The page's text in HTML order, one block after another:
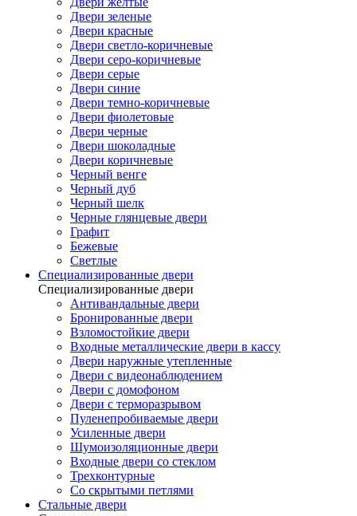
Двери зеленые
Двери красные
Двери светло-коричневые
Двери серо-коричневые
Двери серые
Двери синие
Двери темно-коричневые
Двери фиолетовые
Двери черные
Двери шоколадные
Двери коричневые
Черный венге
Черный дуб
Черный шелк
Черные глянцевые двери
Графит
Бежевые
Светлые
Специализированные двери
Специализированные двери
Антивандальные двери
Бронированные двери
Взломостойкие двери
Входные металлические двери в кассу
Двери наружные утепленные
Двери с видеонаблюдением
Двери с домофоном
Двери с терморазрывом
Пуленепробиваемые двери
Усиленные двери
Шумоизоляционные двери
Входные двери со стеклом
Трехконтурные
Со скрытыми петлями
Стальные двери